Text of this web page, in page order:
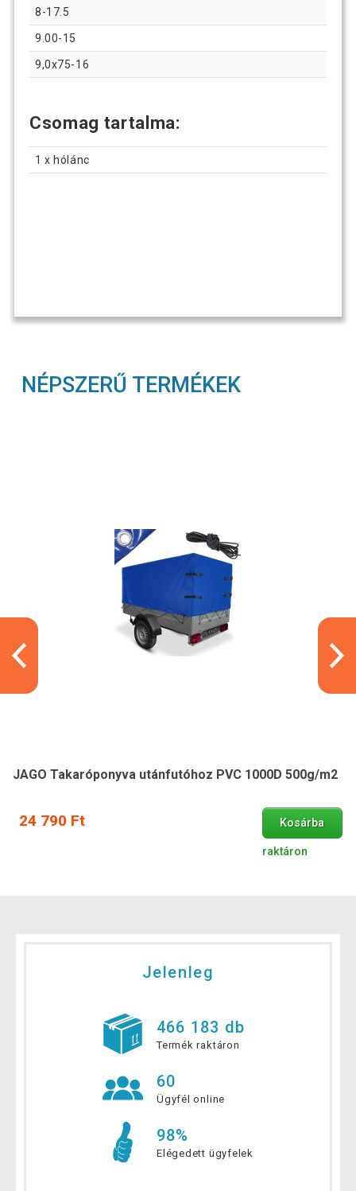
8-17.5
9.00-15
9,0x75-16
Csomag tartalma:
1 x hólánc
NÉPSZERŰ TERMÉKEK
JAGO Takaróponyva utánfutóhoz PVC 1000D 500g/m2
24 790 Ft Kosárba
raktáron
Jelenleg
466 183 db
Termék raktáron
60
Ügyfél online
98%
Elégedett ügyfelek